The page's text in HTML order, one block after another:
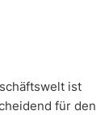
ist
für den